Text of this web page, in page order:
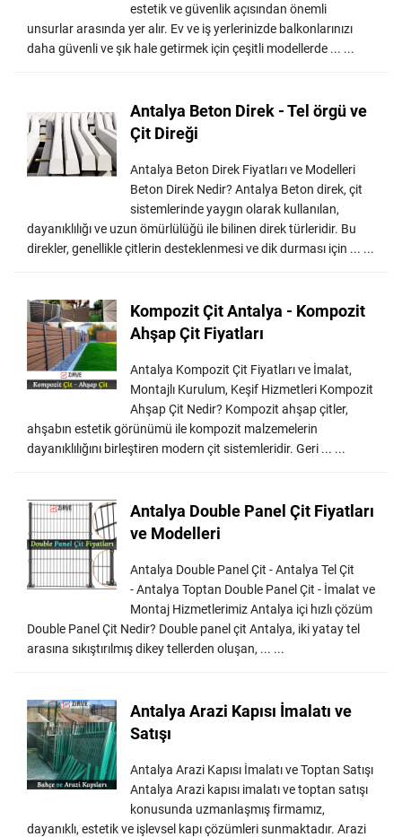
estetik ve güvenlik açısından önemli
unsurlar arasında yer alır. Ev ve iş yerlerinizde balkonlarınızı
daha güvenli ve şık hale getirmek için çeşitli modellerde ... ...
Antalya Beton Direk - Tel örgü ve
Çit Direği
Antalya Beton Direk Fiyatları ve Modelleri
Beton Direk Nedir? Antalya Beton direk, çit
sistemlerinde yaygın olarak kullanılan,
dayanıklılığı ve uzun ömürlülüğü ile bilinen direk türleridir. Bu
direkler, genellikle çitlerin desteklenmesi ve dik durması için ... ...
Kompozit Çit Antalya - Kompozit
Ahşap Çit Fiyatları
Antalya Kompozit Çit Fiyatları ve İmalat,
Montajlı Kurulum, Keşif Hizmetleri Kompozit
Ahşap Çit Nedir? Kompozit ahşap çitler,
ahşabın estetik görünümü ile kompozit malzemelerin
dayanıklılığını birleştiren modern çit sistemleridir. Geri ... ...
Antalya Double Panel Çit Fiyatları
ve Modelleri
Antalya Double Panel Çit - Antalya Tel Çit
- Antalya Toptan Double Panel Çit - İmalat ve
Montaj Hizmetlerimiz Antalya içi hızlı çözüm
Double Panel Çit Nedir? Double panel çit Antalya, iki yatay tel
arasına sıkıştırılmış dikey tellerden oluşan, ... ...
Antalya Arazi Kapısı İmalatı ve
Satışı
Antalya Arazi Kapısı İmalatı ve Toptan Satışı
Antalya Arazi kapısı imalatı ve toptan satışı
konusunda uzmanlaşmış firmamız,
dayanıklı, estetik ve işlevsel kapı çözümleri sunmaktadır. Arazi